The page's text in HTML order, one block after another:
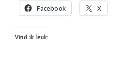
Facebook X
Vind ik leuk: